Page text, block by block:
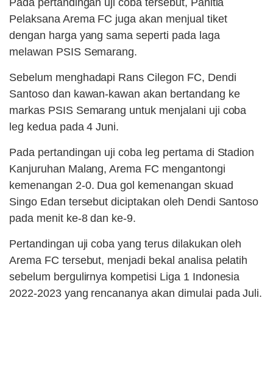
Pada pertandingan uji coba tersebut, Panitia
Pelaksana Arema FC juga akan menjual tiket
dengan harga yang sama seperti pada laga
melawan PSIS Semarang.
Sebelum menghadapi Rans Cilegon FC, Dendi
Santoso dan kawan-kawan akan bertandang ke
markas PSIS Semarang untuk menjalani uji coba
leg kedua pada 4 Juni.
Pada pertandingan uji coba leg pertama di Stadion
Kanjuruhan Malang, Arema FC mengantongi
kemenangan 2-0. Dua gol kemenangan skuad
Singo Edan tersebut diciptakan oleh Dendi Santoso
pada menit ke-8 dan ke-9.
Pertandingan uji coba yang terus dilakukan oleh
Arema FC tersebut, menjadi bekal analisa pelatih
sebelum bergulirnya kompetisi Liga 1 Indonesia
2022-2023 yang rencananya akan dimulai pada Juli.